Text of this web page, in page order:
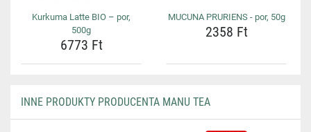
Kurkuma Latte BIO – por,
500g
6773 Ft
MUCUNA PRURIENS - por, 50g
2358 Ft
INNE PRODUKTY PRODUCENTA MANU TEA